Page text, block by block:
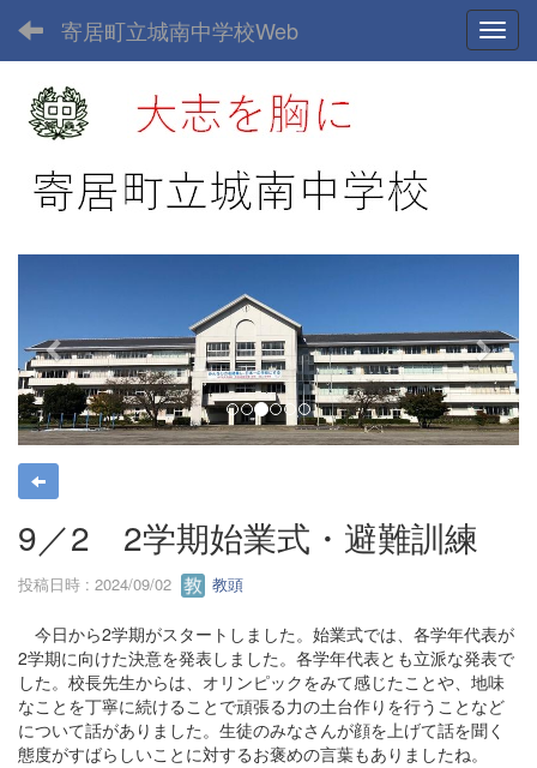
寄居町立城南中学校Web
e
v
i
o
u
s
x
t
9／2 2学期始業式・避難訓練
投稿日時 : 2024/09/02 教頭
今日から2学期がスタートしました。始業式では、各学年代表が
2学期に向けた決意を発表しました。各学年代表とも立派な発表で
した。校長先生からは、オリンピックをみて感じたことや、地味
なことを丁寧に続けることで頑張る力の土台作りを行うことなど
について話がありました。生徒のみなさんが顔を上げて話を聞く
態度がすばらしいことに対するお褒めの言葉もありましたね。